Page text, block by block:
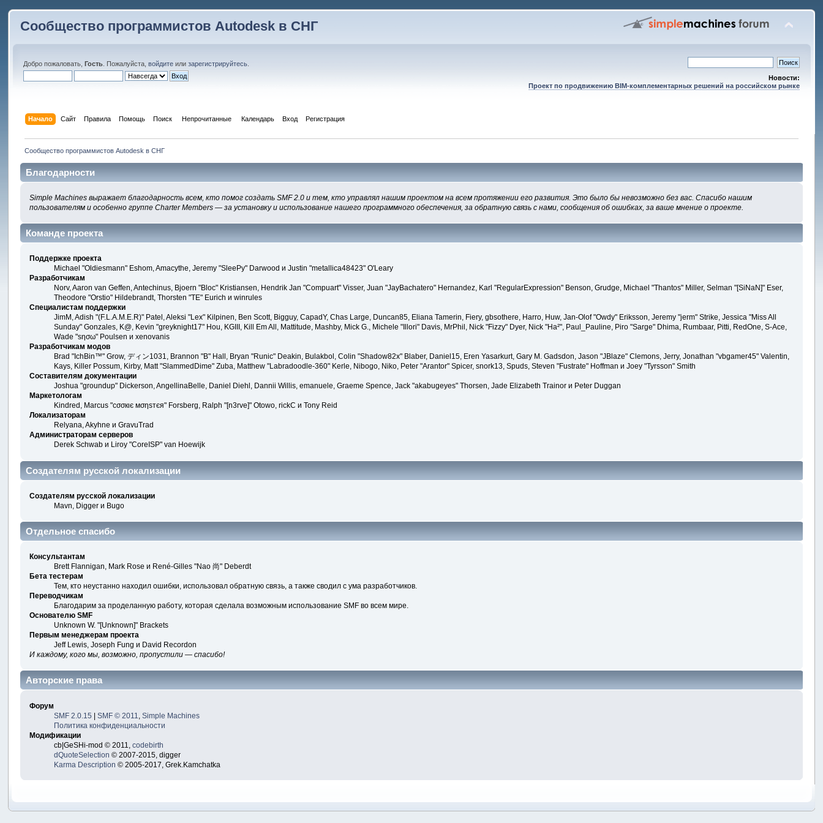
Сообщество программистов Autodesk в СНГ
Добро пожаловать,Гость . Пожалуйста,войдите илизарегистрируйтесь
Новости:
Проект по продвижению BIM-комплементарных решений на российском рынке
Начало Сайт Правила Помощь Поиск Непрочитанные Календарь Вход Регистрация
Сообщество программистов Autodesk в СНГ
Благодарности
Simple Machines выражает благодарность всем, кто помог создать SMF 2.0 и тем, кто управлял нашим проектом на всем протяжении его развития. Это было бы невозможно без вас. Спасибо нашим
пользователям и особенно группе Charter Members — за установку и использование нашего программного обеспечения, за обратную связь с нами, сообщения об ошибках, за ваше мнение о проекте.
Команде проекта
Поддержке проекта
Michael "Oldiesmann" Eshom, Amacythe, Jeremy "SleePy" Darwood и Justin "metallica48423" O'Leary
Разработчикам
Norv, Aaron van Geffen, Antechinus, Bjoern "Bloc" Kristiansen, Hendrik Jan "Compuart" Visser, Juan "JayBachatero" Hernandez, Karl "RegularExpression" Benson, Grudge, Michael "Thantos" Miller, Selman "[SiNaN]" Eser,
Theodore "Orstio" Hildebrandt, Thorsten "TE" Eurich и winrules
Специалистам поддержки
JimM, Adish "(F.L.A.M.E.R)" Patel, Aleksi "Lex" Kilpinen, Ben Scott, Bigguy, CapadY, Chas Large, Duncan85, Eliana Tamerin, Fiery, gbsothere, Harro, Huw, Jan-Olof "Owdy" Eriksson, Jeremy "jerm" Strike, Jessica "Miss All
Sunday" Gonzales, K@, Kevin "greyknight17" Hou, KGIII, Kill Em All, Mattitude, Mashby, Mick G., Michele "Illori" Davis, MrPhil, Nick "Fizzy" Dyer, Nick "Ha²", Paul_Pauline, Piro "Sarge" Dhima, Rumbaar, Pitti, RedOne, S-Ace,
Wade "sησω" Poulsen и xenovanis
Разработчикам модов
Brad "IchBin™" Grow, ディン1031, Brannon "B" Hall, Bryan "Runic" Deakin, Bulakbol, Colin "Shadow82x" Blaber, Daniel15, Eren Yasarkurt, Gary M. Gadsdon, Jason "JBlaze" Clemons, Jerry, Jonathan "vbgamer45" Valentin,
Kays, Killer Possum, Kirby, Matt "SlammedDime" Zuba, Matthew "Labradoodle-360" Kerle, Nibogo, Niko, Peter "Arantor" Spicer, snork13, Spuds, Steven "Fustrate" Hoffman и Joey "Tyrsson" Smith
Составителям документации
Joshua "groundup" Dickerson, AngellinaBelle, Daniel Diehl, Dannii Willis, emanuele, Graeme Spence, Jack "akabugeyes" Thorsen, Jade Elizabeth Trainor и Peter Duggan
Маркетологам
Kindred, Marcus "cσσкιє мσηѕтєя" Forsberg, Ralph "[n3rve]" Otowo, rickC и Tony Reid
Локализаторам
Relyana, Akyhne и GravuTrad
Администраторам серверов
Derek Schwab и Liroy "CoreISP" van Hoewijk
Создателям русской локализации
Создателям русской локализации
Mavn, Digger и Bugo
Отдельное спасибо
Консультантам
Brett Flannigan, Mark Rose и René-Gilles "Nao 尚" Deberdt
Бета тестерам
Тем, кто неустанно находил ошибки, использовал обратную связь, а также сводил с ума разработчиков.
Переводчикам
Благодарим за проделанную работу, которая сделала возможным использование SMF во всем мире.
Основателю SMF
Unknown W. "[Unknown]" Brackets
Первым менеджерам проекта
Jeff Lewis, Joseph Fung и David Recordon
И каждому, кого мы, возможно, пропустили — спасибо!
Авторские права
Форум
SMF 2.0.15 |SMF © 2011 ,Simple Machines
Политика конфиденциальности
Модификации
cb|GeSHi-mod © 2011,codebirth
dQuoteSelection © 2007-2015, digger
Karma Description © 2005-2017, Grek.Kamchatka